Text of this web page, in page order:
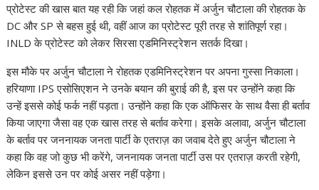
प्रोटेस्ट की खास बात यह रही कि जहां कल रोहतक में अर्जुन चौटाला की रोहतक के
DC और SP से बहस हुई थी, वहीं आज का प्रोटेस्ट पूरी तरह से शांतिपूर्ण रहा।
INLD के प्रोटेस्ट को लेकर सिरसा एडमिनिस्ट्रेशन सतर्क दिखा।
इस मौके पर अर्जुन चौटाला ने रोहतक एडमिनिस्ट्रेशन पर अपना गुस्सा निकाला।
हरियाणा IPS एसोसिएशन ने उनके बयान की बुराई की है, इस पर उन्होंने कहा कि
उन्हें इससे कोई फर्क नहीं पड़ता। उन्होंने कहा कि एक ऑफिसर के साथ वैसा ही बर्ताव
किया जाएगा जैसा वह एक खास तरह से बर्ताव करेगा। इसके अलावा, अर्जुन चौटाला
के बर्ताव पर जननायक जनता पार्टी के एतराज़ का जवाब देते हुए अर्जुन चौटाला ने
कहा कि वह जो कुछ भी करेंगे, जननायक जनता पार्टी उस पर एतराज़ करती रहेगी,
लेकिन इससे उन पर कोई असर नहीं पड़ेगा।